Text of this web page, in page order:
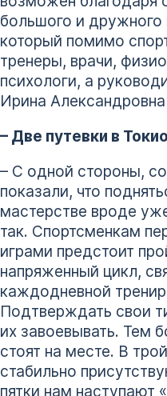
большого и дружного
который помимо
тренеры, врачи,
психологи, а
Ирина
– Две путевки в
– С одной стороны,
показали, что
мастерстве вроде
так. Спортсменкам
играми предстоит
напряженный цикл,
каждодневной
Подтверждать свои
их завоевывать. Тем
стоят на месте. В
стабильно
пятки нам наступают